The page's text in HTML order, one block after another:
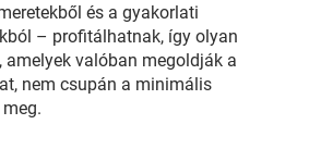
és a gyakorlati
– profitálhatnak, így olyan
amelyek valóban megoldják a
nem csupán a minimális